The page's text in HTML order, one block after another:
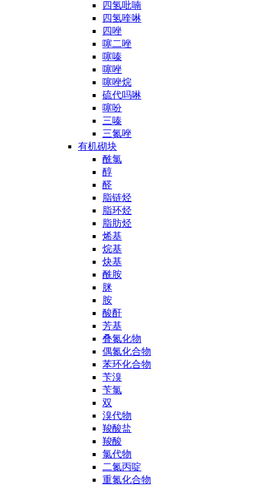
四氢吡喃
四氢喹啉
四唑
噻二唑
噻嗪
噻唑
噻唑烷
硫代吗啉
噻吩
三嗪
三氮唑
有机砌块
酰氯
醇
醛
脂链烃
脂环烃
脂肪烃
烯基
烷基
炔基
酰胺
脒
胺
酸酐
芳基
叠氮化物
偶氮化合物
苯环化合物
苄溴
苄氯
双
溴代物
羧酸盐
羧酸
氯代物
二氮丙啶
重氮化合物